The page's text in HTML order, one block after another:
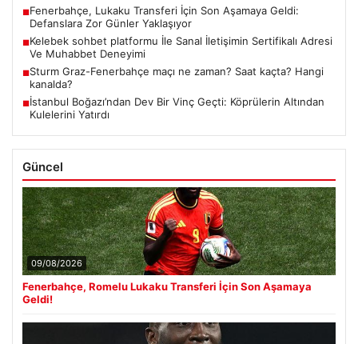
■Fenerbahçe, Lukaku Transferi İçin Son Aşamaya Geldi:
Defanslara Zor Günler Yaklaşıyor
■Kelebek sohbet platformu İle Sanal İletişimin Sertifikalı Adresi
Ve Muhabbet Deneyimi
■Sturm Graz-Fenerbahçe maçı ne zaman? Saat kaçta? Hangi
kanalda?
■İstanbul Boğazı’ndan Dev Bir Vinç Geçti: Köprülerin Altından
Kulelerini Yatırdı
Güncel
09/08/2026
Fenerbahçe, Romelu Lukaku Transferi İçin Son Aşamaya
Geldi!